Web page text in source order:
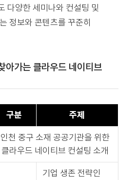
다양한 세미나와 컨설팅 및
정보와 콘텐츠를 꾸준히
아가는 클라우드 네이티브
구분 주제
인천 중구 소재 공공기관을 위한
클라우드 네이티브 컨설팅 소개
기업 생존 전략인